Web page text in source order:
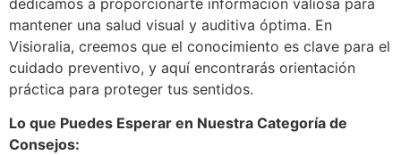
mantener una salud visual y auditiva óptima. En
Visioralia, creemos que el conocimiento es clave para el
cuidado preventivo, y aquí encontrarás orientación
práctica para proteger tus sentidos.
Lo que Puedes Esperar en Nuestra Categoría de
Consejos: